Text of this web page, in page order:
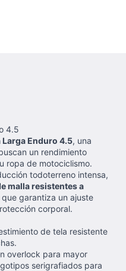
4.5
Enduro 4.5, una
un rendimiento
ropa de motociclismo.
todoterreno intensa,
malla resistentes a
que garantiza un ajuste
corporal.
de tela resistente
overlock para mayor
serigrafiados para